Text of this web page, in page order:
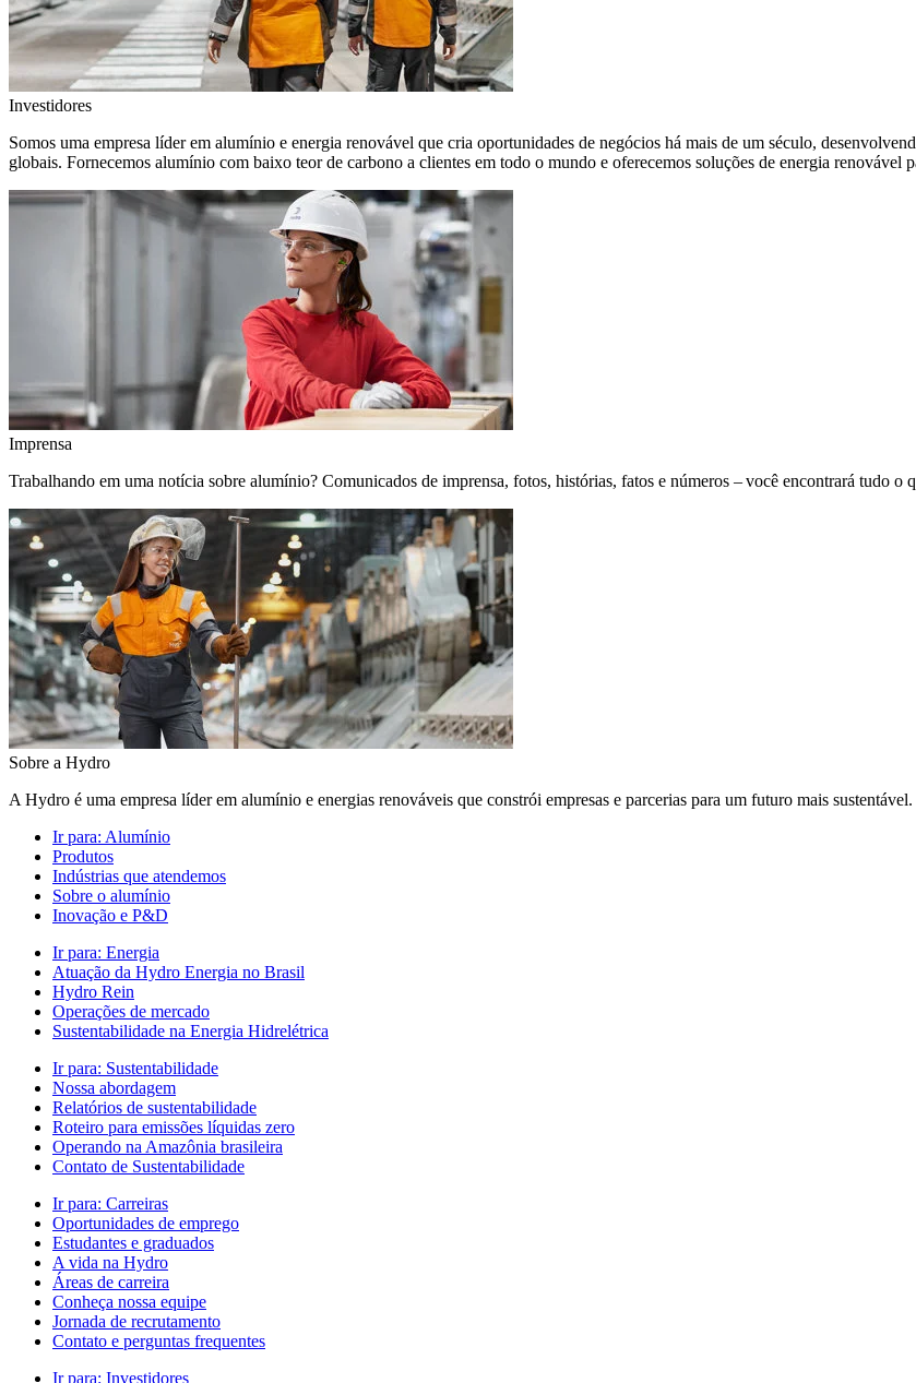
Investidores
Somos uma empresa líder em alumínio e energia renovável que cria oportunidades de negócios há mais de um século,
globais. Fornecemos alumínio com baixo teor de carbono a clientes em todo o mundo e oferecemos soluções de energia renovável
Imprensa
Trabalhando em uma notícia sobre alumínio? Comunicados de imprensa, fotos, histórias, fatos e números – você encontrará tudo o
Sobre a Hydro
A Hydro é uma empresa líder em alumínio e energias renováveis que constrói empresas e parcerias para um futuro mais
Ir para: Alumínio
Produtos
Indústrias que atendemos
Sobre o alumínio
Inovação e P&D
Ir para: Energia
Atuação da Hydro Energia no Brasil
Hydro Rein
Operações de mercado
Sustentabilidade na Energia Hidrelétrica
Ir para: Sustentabilidade
Nossa abordagem
Relatórios de sustentabilidade
Roteiro para emissões líquidas zero
Operando na Amazônia brasileira
Contato de Sustentabilidade
Ir para: Carreiras
Oportunidades de emprego
Estudantes e graduados
A vida na Hydro
Áreas de carreira
Conheça nossa equipe
Jornada de recrutamento
Contato e perguntas frequentes
Ir para: Investidores